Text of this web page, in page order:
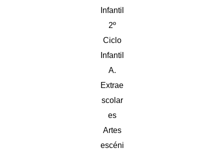
Infantil
2º
Ciclo
Infantil
A.
Extrae
scolar
es
Artes
escéni